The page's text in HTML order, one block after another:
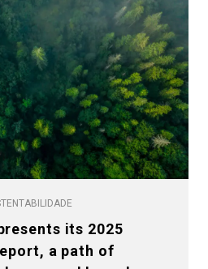
its 2025
a path of